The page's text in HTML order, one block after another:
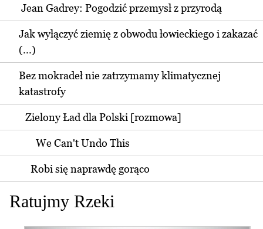
Jean Gadrey: Pogodzić przemysł z przyrodą
Jak wyłączyć ziemię z obwodu łowieckiego i zakazać
(...)
Bez mokradeł nie zatrzymamy klimatycznej
katastrofy
Zielony Ład dla Polski [rozmowa]
We Can't Undo This
Robi się naprawdę gorąco
Ratujmy Rzeki